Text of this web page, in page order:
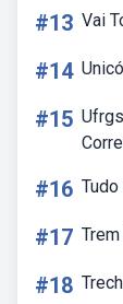
#13 Vai
#14
#15
#16
#17
#18